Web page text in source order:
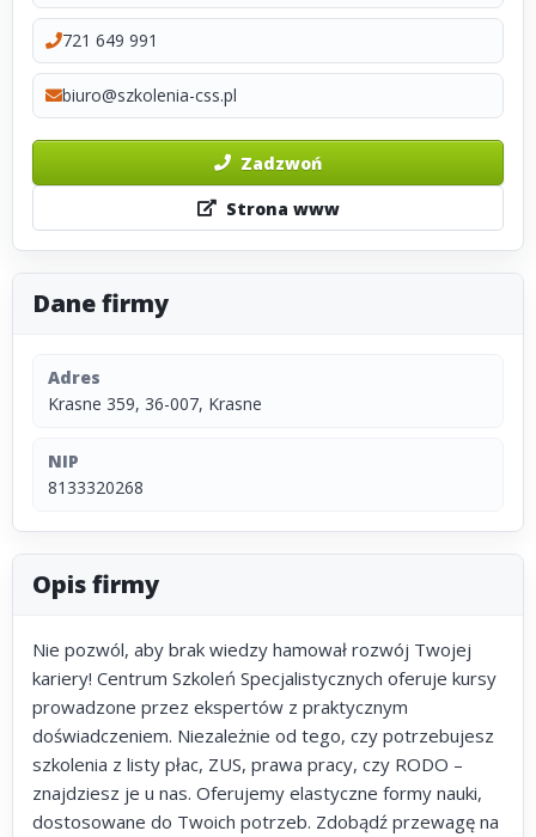
721 649 991
biuro@szkolenia-css.pl
Zadzwoń
Strona www
Dane firmy
Adres
Krasne 359, 36-007, Krasne
NIP
8133320268
Opis firmy
Nie pozwól, aby brak wiedzy hamował rozwój Twojej
kariery! Centrum Szkoleń Specjalistycznych oferuje kursy
prowadzone przez ekspertów z praktycznym
doświadczeniem. Niezależnie od tego, czy potrzebujesz
szkolenia z listy płac, ZUS, prawa pracy, czy RODO –
znajdziesz je u nas. Oferujemy elastyczne formy nauki,
dostosowane do Twoich potrzeb. Zdobądź przewagę na